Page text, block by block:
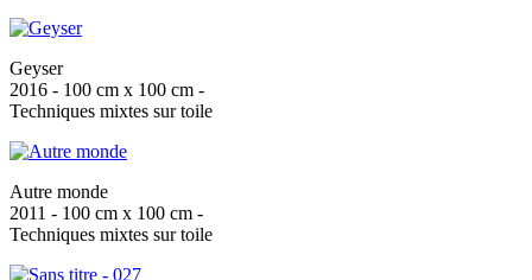
Geyser
2016 - 100 cm x 100 cm -
Techniques mixtes sur toile
Autre monde
2011 - 100 cm x 100 cm -
Techniques mixtes sur toile